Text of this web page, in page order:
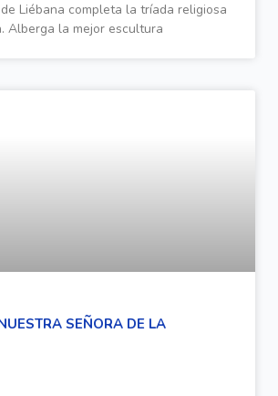
Liébana completa la tríada religiosa
Alberga la mejor escultura
SEÑORA DE LA